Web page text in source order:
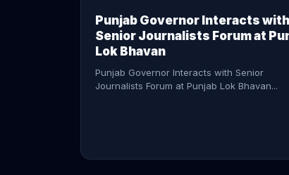
Punjab Governor Interacts with
Senior Journalists Forum at
Lok Bhavan
Punjab Governor Interacts with Senior
Journalists Forum at Punjab Lok Bhavan...